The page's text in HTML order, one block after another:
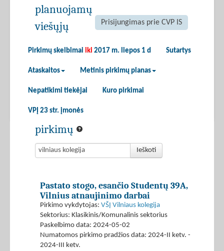
Prisijungimas prie CVP IS
Pirkimų skelbimai iki 2017 m. liepos 1 d Sutartys
Ataskaitos Metinis pirkimų planas
Nepatikimi tiekėjai Kuro pirkimai
VPĮ 23 str. įmonės
planuojamų
viešųjų
pirkimų
Ieškoti
Pastato stogo, esančio Studentų 39A,
Vilnius atnaujinimo darbai
Pirkimo vykdytojas: VŠĮ Vilniaus kolegija
Sektorius: Klasikinis/Komunalinis sektorius
Paskelbimo data: 2024-05-02
Numatomos pirkimo pradžios data: 2024-II ketv. -
2024-III ketv.